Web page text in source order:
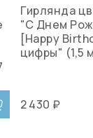
Гирлянда
"С Днем
[Happy
цифры" (1,5
2 430 ₽